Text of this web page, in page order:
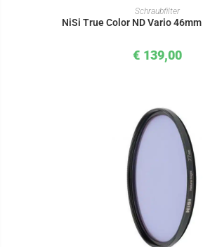
IN DEN WARENKORB
Schraubfilter
NiSi True Color ND Vario
€ 139,00